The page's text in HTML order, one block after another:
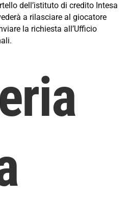
dell’istituto di credito Intesa
a rilasciare al giocatore
la richiesta all’Ufficio